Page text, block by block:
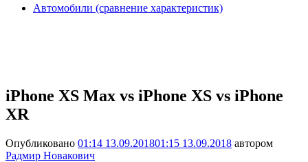
Автомобили (сравнение характеристик)
iPhone XS Max vs iPhone XS vs iPhone
XR
Опубликовано 01:14 13.09.201801:15 13.09.2018 автором
Радмир Новакович